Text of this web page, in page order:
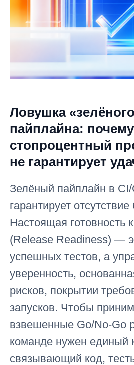
Ловушка
пайплайна: почему
стопроцентный
не гарантирует
Зелёный пайплайн в
гарантирует отсутствие
Настоящая готовность
(Release Readiness) —
успешных тестов, а
уверенность,
рисков, покрытии
запусков. Чтобы
взвешенные Go/No-Go
команде нужен единый
связывающий код,